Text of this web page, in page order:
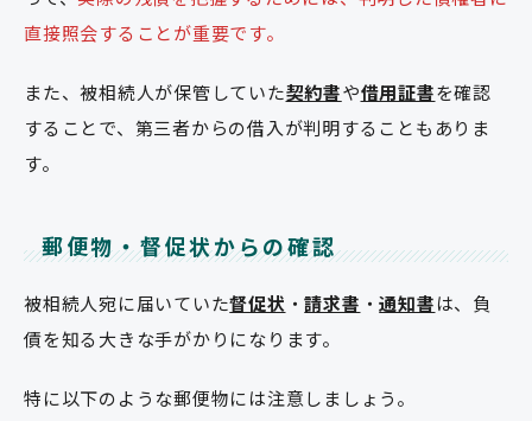
直接照会することが重要です。
また、被相続人が保管していた契約書や借用証書を確認
することで、第三者からの借入が判明することもありま
す。
郵便物・督促状からの確認
被相続人宛に届いていた督促状 ・請求書 ・通知書は、負
債を知る大きな手がかりになります。
特に以下のような郵便物には注意しましょう。